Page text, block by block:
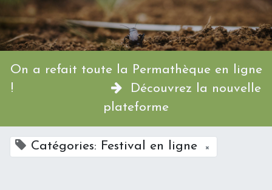
On a refait toute la Permathèque en ligne
!
Découvrez la nouvelle
plateforme
Catégories: Festival en ligne ×